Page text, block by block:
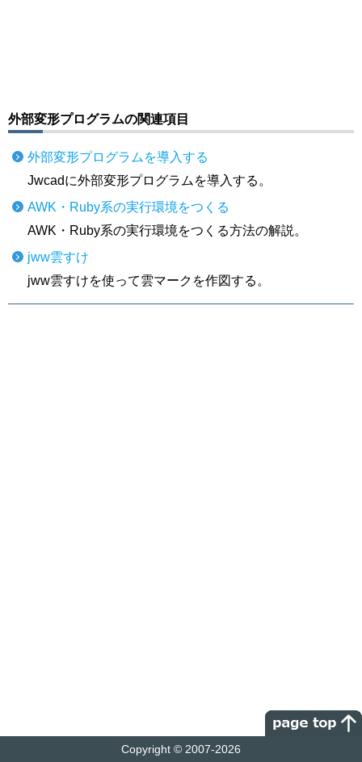
外部変形プログラムの関連項目
外部変形プログラムを導入する
Jwcadに外部変形プログラムを導入する。
AWK・Ruby系の実行環境をつくる
AWK・Ruby系の実行環境をつくる方法の解説。
jww雲すけ
jww雲すけを使って雲マークを作図する。
Copyright © 2007-2026